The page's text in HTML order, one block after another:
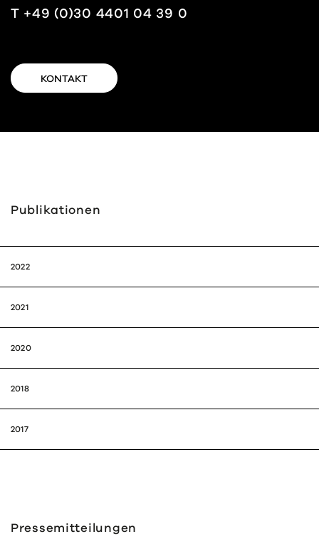
T +49 (0)30 4401 04 39 0
KONTAKT
Publi­ka­tionen
2022
2021
2020
2018
2017
Presse­mit­tei­lungen